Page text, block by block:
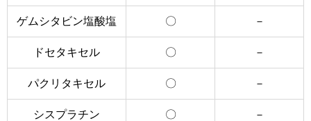
ゲムシタビン塩酸塩 〇 －
ドセタキセル 〇 －
パクリタキセル 〇 －
シスプラチン 〇 －